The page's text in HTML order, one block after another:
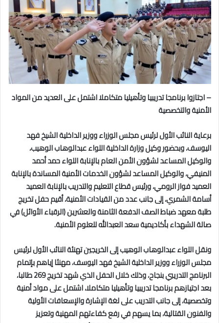
– اجتازوا برنامجا تدريبيا وتأهيليا متكاملا اشتمل على العديد من المواد
الأمنية والتخصصية
برعاية النائب الأول لرئيس مجلس الوزراء ووزير الداخلية الشيخ فهد
اليوسف، وبحضور وكيل وزارة الداخلية اللواء عبدالوهاب الوهيب،
والوكيل المساعد لشؤون الأمن العام بالإنابة اللواء حمد أحمد
المنيفي، والوكيل المساعد لشؤون الخدمات الأمنية المساندة بالإنابة
العميد فواز الرومي، ورئيس قطاع التعليم والتدريب بالإنابة العميد
أسامة الشمري، إلى جانب عدد من القيادات الأمنية، أقيم حفل تخريج
طلبة معهد ضباط الصف الدفعة الثامنة والعشرين (الرقباء الأوائل) في
صالة الشهداء بأكاديمية سعد العبدالله للعلوم الأمنية.
ونقل اللواء عبدالوهاب الوهيب إلى الخريجين تهنئة النائب الأول لرئيس
مجلس الوزراء ووزير الداخلية الشيخ فهد اليوسف، مهنئا إياهم بإتمام
البرنامج التدريبي بنجاح، وذلك خلال الحفل الذي شهد تخريج 269 طالبا،
بعد اجتيازهم برنامجا تدريبيا وتأهيليا متكاملا، اشتمل على مواد أمنية
وتخصصية، إلى جانب التدريب على لغة الإشارة والإسعافات الأولية
والفنون القتالية، بما يسهم في رفع كفاءتهم المهنية وتعزيز